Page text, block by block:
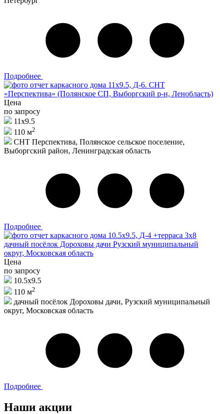
Подробнее
Цена
по запросу
11х9.5
110 м2
СНТ Перспектива, Полянское сельское поселение,
Выборгский район, Ленинградская область
Подробнее
Цена
по запросу
10.5х9.5
110 м2
дачный посёлок Дороховы дачи, Рузский муниципальный
округ, Московская область
Подробнее
Наши акции